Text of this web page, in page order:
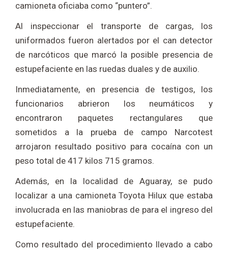
camioneta oficiaba como “puntero”.
Al inspeccionar el transporte de cargas, los
uniformados fueron alertados por el can detector
de narcóticos que marcó la posible presencia de
estupefaciente en las ruedas duales y de auxilio.
Inmediatamente, en presencia de testigos, los
funcionarios abrieron los neumáticos y
encontraron paquetes rectangulares que
sometidos a la prueba de campo Narcotest
arrojaron resultado positivo para cocaína con un
peso total de 417 kilos 715 gramos.
Además, en la localidad de Aguaray, se pudo
localizar a una camioneta Toyota Hilux que estaba
involucrada en las maniobras de para el ingreso del
estupefaciente.
Como resultado del procedimiento llevado a cabo